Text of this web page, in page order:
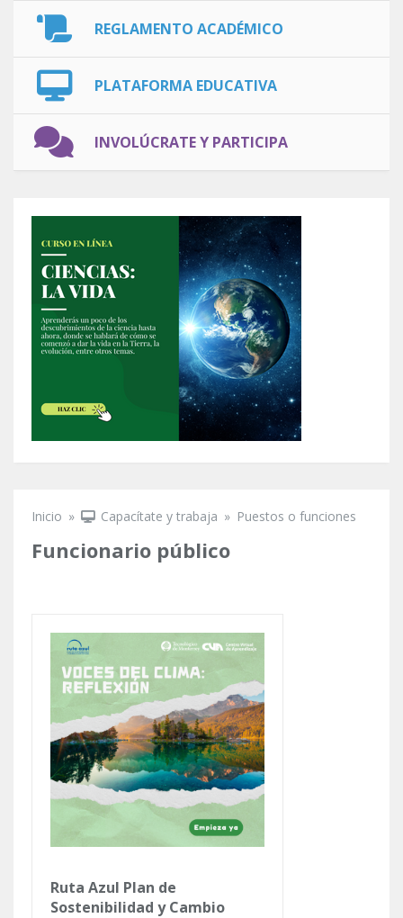
REGLAMENTO ACADÉMICO
PLATAFORMA EDUCATIVA
INVOLÚCRATE Y PARTICIPA
Inicio » Capacítate y trabaja » Puestos o funciones
Funcionario público
Ruta Azul Plan de
Sostenibilidad y Cambio